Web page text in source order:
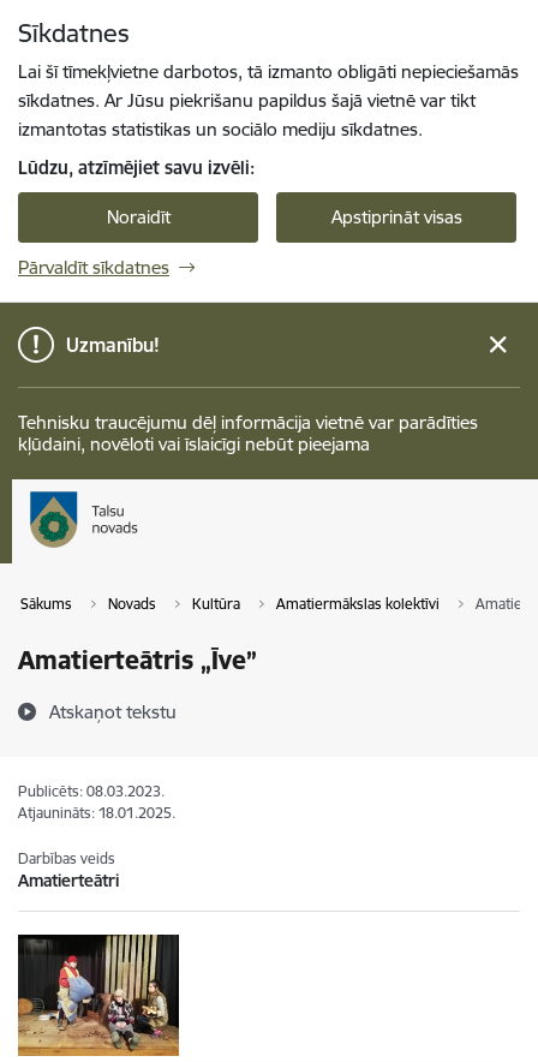
Sīkdatnes
Lai šī tīmekļvietne darbotos, tā izmanto obligāti nepieciešamās
sīkdatnes. Ar Jūsu piekrišanu papildus šajā vietnē var tikt
izmantotas statistikas un sociālo mediju sīkdatnes.
Lūdzu, atzīmējiet savu izvēli:
Noraidīt Apstiprināt visas
Pārvaldīt sīkdatnes
Uzmanību!
Tehnisku traucējumu dēļ informācija vietnē var parādīties
kļūdaini, novēloti vai īslaicīgi nebūt pieejama
Sākums Novads Kultūra Amatiermākslas kolektīvi
Amatierteātris „Īve”
Atskaņot tekstu
Publicēts: 08.03.2023.
Atjaunināts: 18.01.2025.
Darbības veids
Amatierteātri